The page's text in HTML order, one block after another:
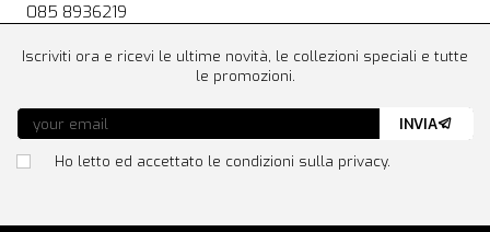
085 8936219
Iscriviti ora e ricevi le ultime novità, le collezioni speciali e tutte
le promozioni.
Ho letto ed accettato le condizioni sulla privacy.
INVIA